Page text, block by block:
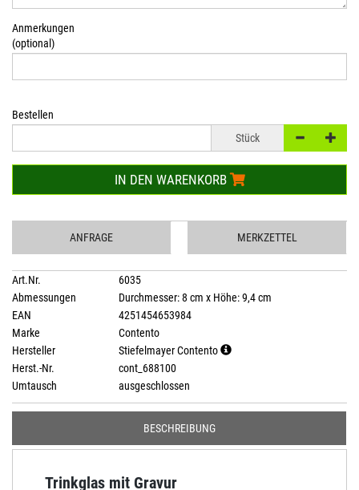
Anmerkungen
(optional)
Bestellen
Stück
IN DEN WARENKORB
ANFRAGE MERKZETTEL
Art.Nr.
6035
Abmessungen
Durchmesser: 8 cm x Höhe: 9,4 cm
EAN
4251454653984
Marke
Contento
Hersteller
Stiefelmayer Contento
Herst.-Nr.
cont_688100
Umtausch
ausgeschlossen
BESCHREIBUNG
Trinkglas mit Gravur